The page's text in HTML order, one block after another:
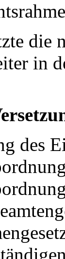
die
in
des